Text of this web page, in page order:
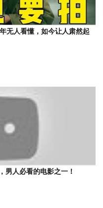
无人看懂，如今让人肃然起
男人必看的电影之一！